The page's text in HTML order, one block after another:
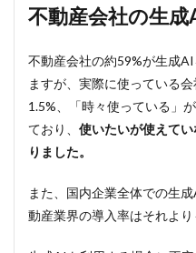
社の
生成
用状
2
産会
社の
AI活
用
例：
不動産会社の生
不動産会社の約59%が生成
ますが、実際に使っている
1.5%、「時々使っている」
ており、 使いたいが使えて
りました。
また、国内企業全体での生
動産業界の導入率はそれより